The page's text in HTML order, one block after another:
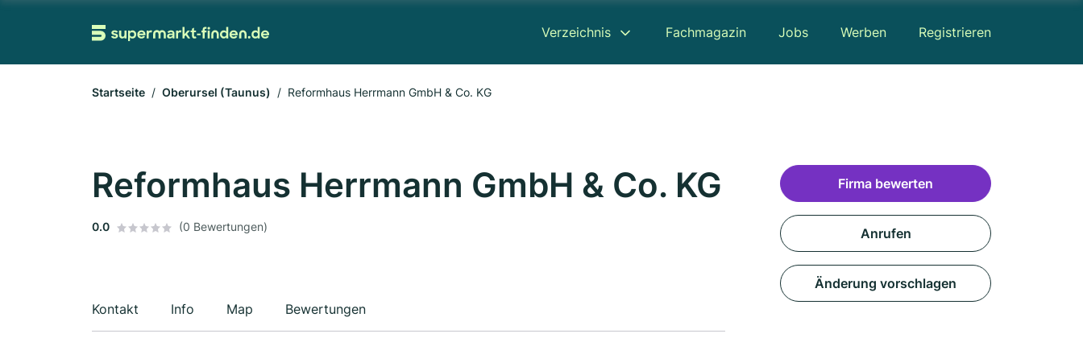
Verzeichnis Fachmagazin Jobs Werben Registrieren
Startseite Oberursel (Taunus) Reformhaus Herrmann GmbH & Co. KG
Reformhaus Herrmann GmbH & Co. KG
0.0 (0 Bewertungen)
Kontakt Info Map Bewertungen
Firma bewerten
Anrufen
Änderung vorschlagen